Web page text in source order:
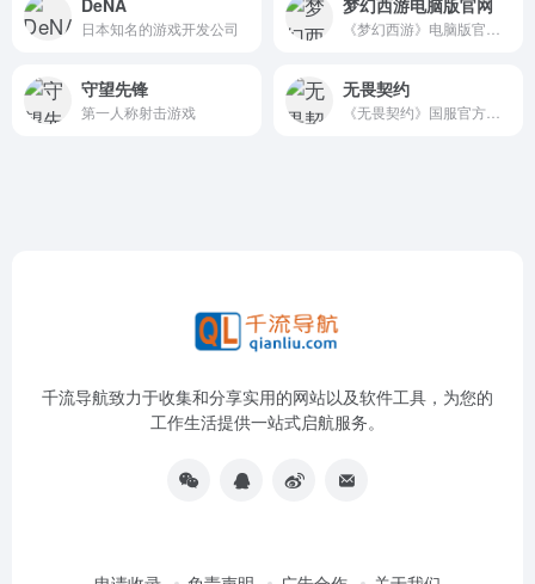
DeNA
日本知名的游戏开发公司
梦幻西游电脑版官网
守望先锋
第一人称射击游戏
无畏契约
千流导航致力于收集和分享实用的网站以及软件工具，为您的
工作生活提供一站式启航服务。